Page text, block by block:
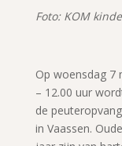
Foto: KOM
Op woensdag 7
– 12.00 uur
de
in Vaassen.